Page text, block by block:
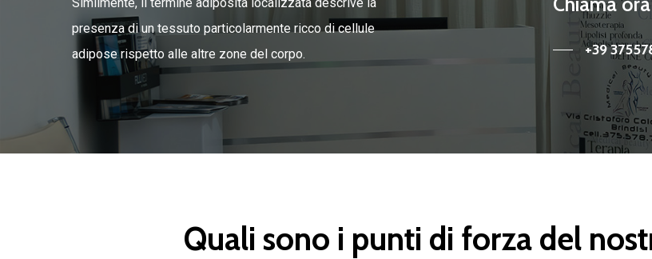
presenza di un tessuto particolarmente ricco di cellule
adipose rispetto alle altre zone del corpo.
+39
Quali sono i punti di forza del